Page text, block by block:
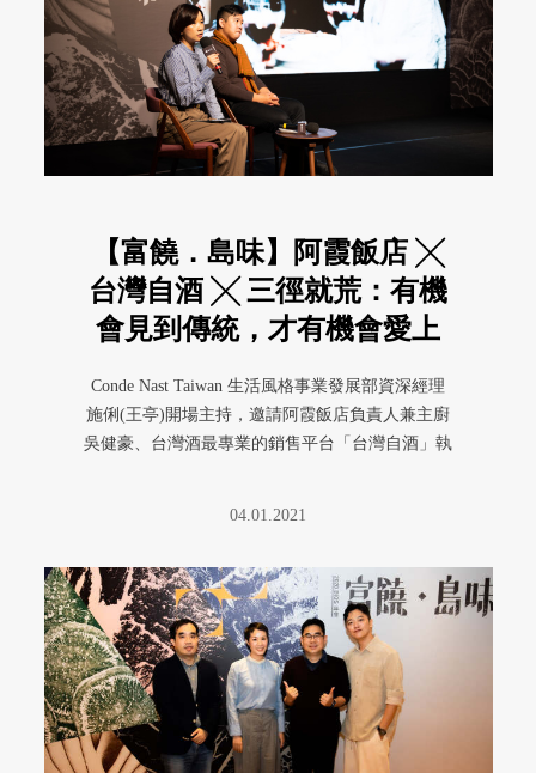
【富饒．島味】阿霞飯店 ╳
台灣自酒 ╳ 三徑就荒：有機
會見到傳統，才有機會愛上
Conde Nast Taiwan 生活風格事業發展部資深經理
施俐(王亭)開場主持，邀請阿霞飯店負責人兼主廚
吳健豪、台灣酒最專業的銷售平台「台灣自酒」執
04.01.2021